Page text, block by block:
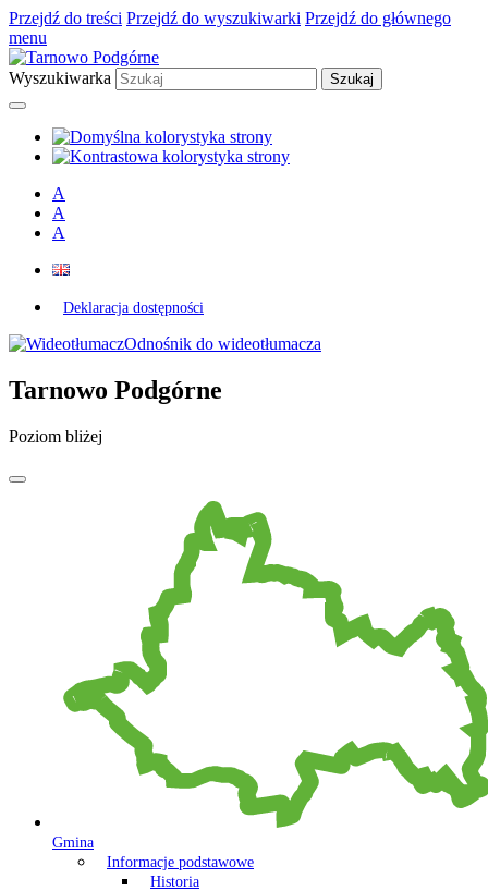
Przejdź do treści Przejdź do wyszukiwarki Przejdź do głównego
menu
Wyszukiwarka
A
A
A
Deklaracja dostępności
Odnośnik do wideotłumacza
Tarnowo Podgórne
Poziom bliżej
Gmina
Informacje podstawowe
Historia